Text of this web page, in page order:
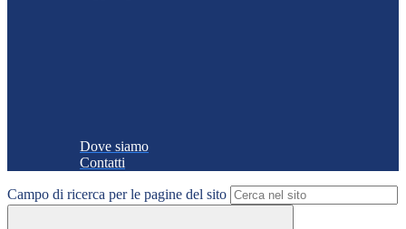
Dove siamo
Contatti
Campo di ricerca per le pagine del sito